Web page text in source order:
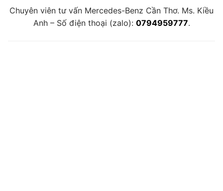
Chuyên viên tư vấn Mercedes-Benz Cần Thơ. Ms. Kiều
Anh – Số điện thoại (zalo): 0794959777.